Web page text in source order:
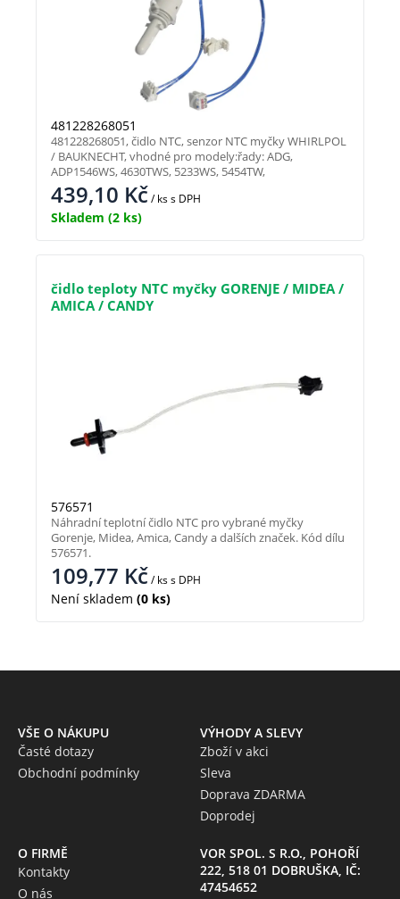
481228268051
439,10 Kč/ kss DPH
Skladem (2 ks)
481228268051, čidlo NTC, senzor NTC myčky WHIRLPOL
/ BAUKNECHT, vhodné pro modely:řady: ADG,
ADP1546WS, 4630TWS, 5233WS, 5454TW,
čidlo teploty NTC myčky GORENJE / MIDEA /
AMICA / CANDY
576571
109,77 Kč/ kss DPH
Není skladem (0 ks)
Náhradní teplotní čidlo NTC pro vybrané myčky
Gorenje, Midea, Amica, Candy a dalších značek. Kód dílu
576571.
VŠE O NÁKUPU
Časté dotazy
Obchodní podmínky
VÝHODY A SLEVY
Zboží v akci
Sleva
Doprava ZDARMA
Doprodej
O FIRMĚ
Kontakty
O nás
VOR SPOL. S R.O., POHOŘÍ
222, 518 01 DOBRUŠKA, IČ:
47454652